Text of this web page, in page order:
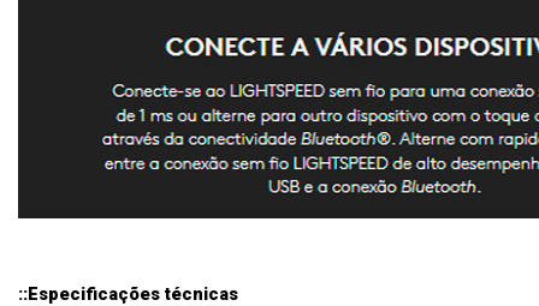
::Especificações técnicas